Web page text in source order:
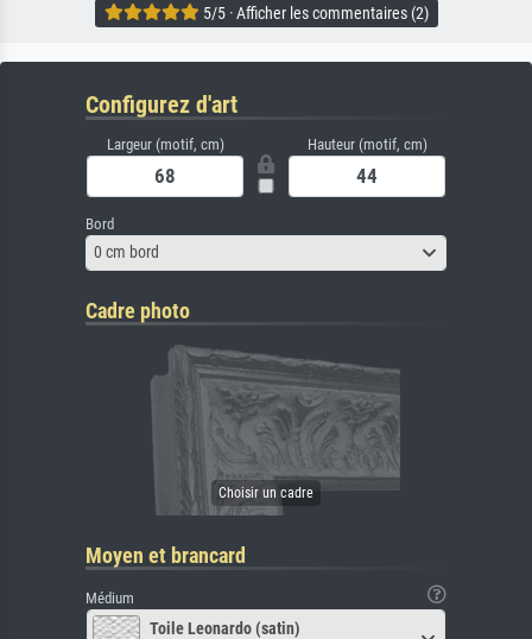
5/5 · Afficher les commentaires (2)
Configurez d'art
Largeur (motif, cm) Hauteur (motif, cm)
Bord
0 cm bord
Cadre photo
Moyen et brancard
Médium
Toile Leonardo (satin)